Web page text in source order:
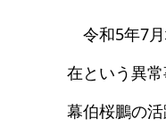
令和5年7月
在という異
幕伯桜鵬の